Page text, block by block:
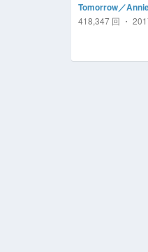
Tomorrow／
418,347 回 ・